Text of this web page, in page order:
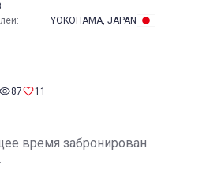
87 11
время забронирован.
: YOKOHAMA, JAPAN